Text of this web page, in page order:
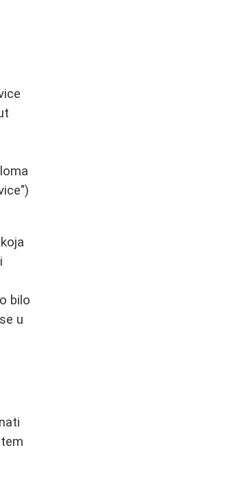
bilo
u